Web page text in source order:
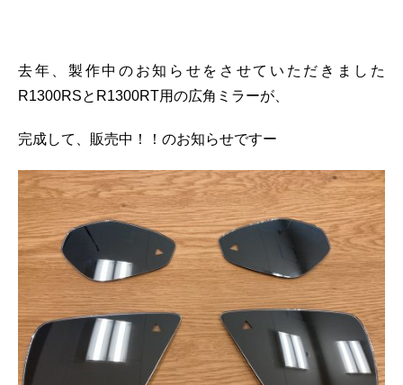
去年、製作中のお知らせをさせていただきました
R1300RSとR1300RT用の広角ミラーが、
完成して、販売中！！のお知らせですー